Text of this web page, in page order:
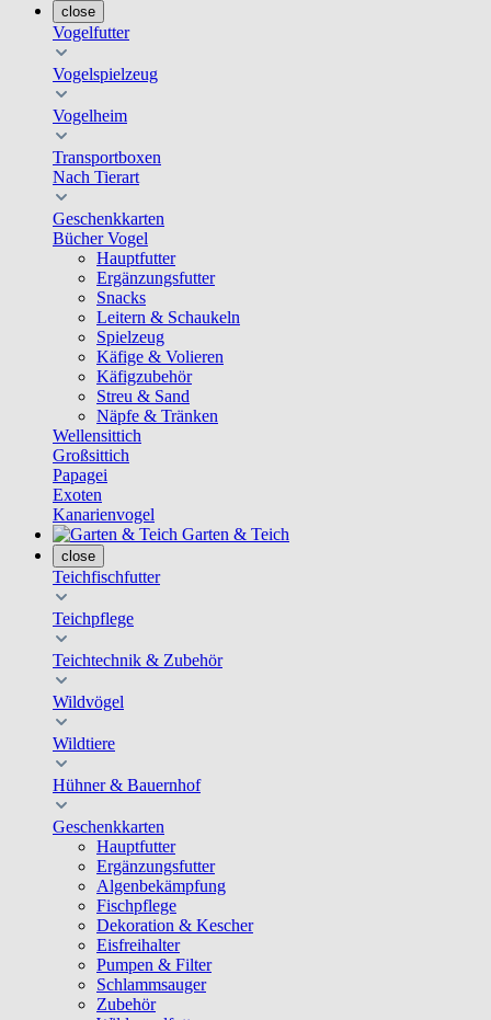
close
Vogelfutter
Vogelspielzeug
Vogelheim
Transportboxen
Nach Tierart
Geschenkkarten
Bücher Vogel
Hauptfutter
Ergänzungsfutter
Snacks
Leitern & Schaukeln
Spielzeug
Käfige & Volieren
Käfigzubehör
Streu & Sand
Näpfe & Tränken
Wellensittich
Großsittich
Papagei
Exoten
Kanarienvogel
Garten & Teich
close
Teichfischfutter
Teichpflege
Teichtechnik & Zubehör
Wildvögel
Wildtiere
Hühner & Bauernhof
Geschenkkarten
Hauptfutter
Ergänzungsfutter
Algenbekämpfung
Fischpflege
Dekoration & Kescher
Eisfreihalter
Pumpen & Filter
Schlammsauger
Zubehör